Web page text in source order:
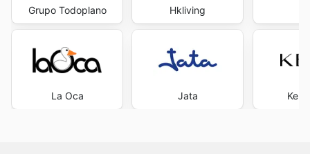
Grupo Todoplano
La Oca
Hkliving
Jata